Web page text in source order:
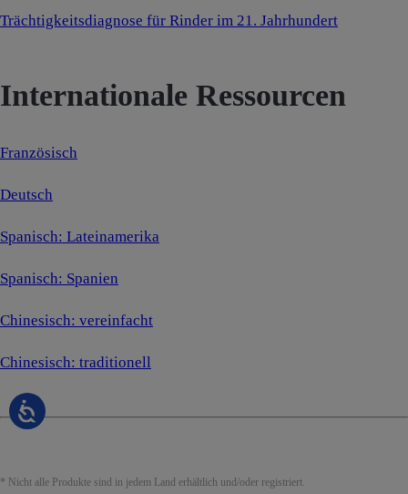
Trächtigkeitsdiagnose für Rinder im 21. Jahrhundert
Internationale Ressourcen
Französisch
Deutsch
Spanisch: Lateinamerika
Spanisch: Spanien
Chinesisch: vereinfacht
Chinesisch: traditionell
* Nicht alle Produkte sind in jedem Land erhältlich und/oder registriert.